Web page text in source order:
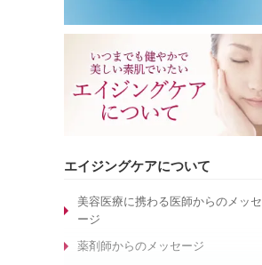
エイジングケアについて
美容医療に携わる医師からのメッセ
ージ
薬剤師からのメッセージ